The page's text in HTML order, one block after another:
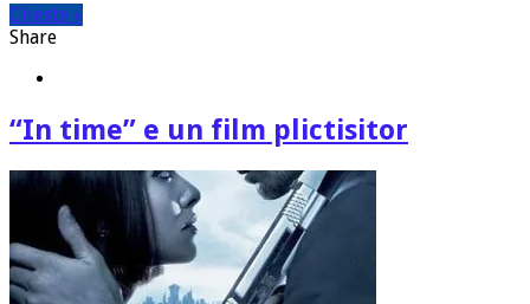
Citeste »
Share
“In time” e un film plictisitor